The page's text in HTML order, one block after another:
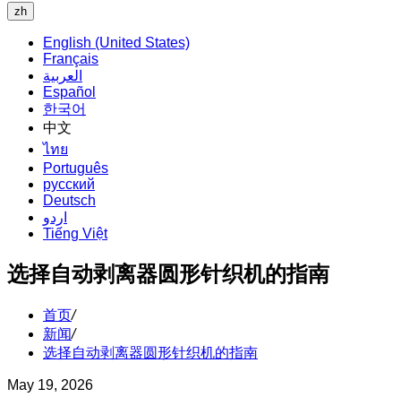
zh
English (United States)
Français
العربية
Español
한국어
中文
ไทย
Português
русский
Deutsch
اردو
Tiếng Việt
选择自动剥离器圆形针织机的指南
首页/
新闻/
选择自动剥离器圆形针织机的指南
May 19, 2026